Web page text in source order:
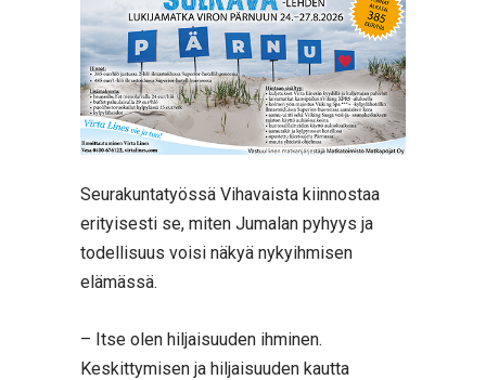
Seurakuntatyössä Vihavaista kiinnostaa
erityisesti se, miten Jumalan pyhyys ja
todellisuus voisi näkyä nykyihmisen
elämässä.
– Itse olen hiljaisuuden ihminen.
Keskittymisen ja hiljaisuuden kautta